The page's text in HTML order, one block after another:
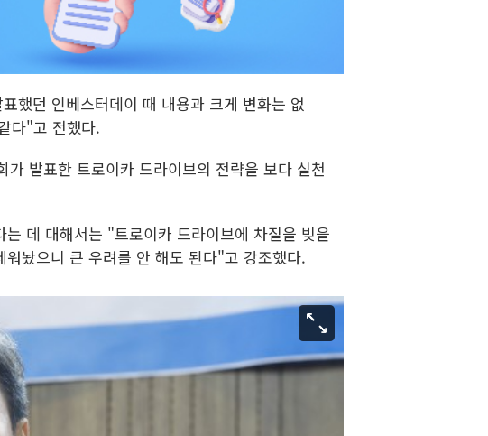
했던 인베스터데이 때 내용과 크게 변화는 없
다"고 전했다.
발표한 트로이카 드라이브의 전략을 보다 실천
데 대해서는 "트로이카 드라이브에 차질을 빚을
놨으니 큰 우려를 안 해도 된다"고 강조했다.